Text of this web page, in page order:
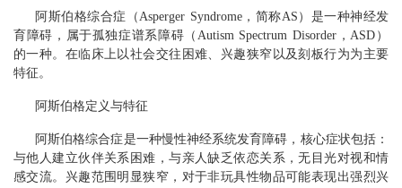
阿斯伯格综合症（Asperger Syndrome，简称AS）是一种神经发
育障碍，属于孤独症谱系障碍（Autism Spectrum Disorder，ASD）
的一种。在临床上以社会交往困难、兴趣狭窄以及刻板行为为主要
特征。
阿斯伯格定义与特征
阿斯伯格综合症是一种慢性神经系统发育障碍，核心症状包括：
与他人建立伙伴关系困难，与亲人缺乏依恋关系，无目光对视和情
感交流。兴趣范围明显狭窄，对于非玩具性物品可能表现出强烈兴